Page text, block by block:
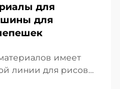
для
для
имеет
линии для рисовых